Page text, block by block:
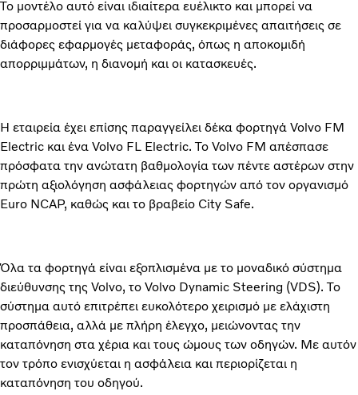
Το μοντέλο αυτό είναι ιδιαίτερα ευέλικτο και μπορεί να
προσαρμοστεί για να καλύψει συγκεκριμένες απαιτήσεις σε
διάφορες εφαρμογές μεταφοράς, όπως η αποκομιδή
απορριμμάτων, η διανομή και οι κατασκευές.
Η εταιρεία έχει επίσης παραγγείλει δέκα φορτηγά Volvo FM
Electric και ένα Volvo FL Electric. Το Volvo FM απέσπασε
πρόσφατα την ανώτατη βαθμολογία των πέντε αστέρων στην
πρώτη αξιολόγηση ασφάλειας φορτηγών από τον οργανισμό
Euro NCAP, καθώς και το βραβείο City Safe.
Όλα τα φορτηγά είναι εξοπλισμένα με το μοναδικό σύστημα
διεύθυνσης της Volvo, το Volvo Dynamic Steering (VDS). Το
σύστημα αυτό επιτρέπει ευκολότερο χειρισμό με ελάχιστη
προσπάθεια, αλλά με πλήρη έλεγχο, μειώνοντας την
καταπόνηση στα χέρια και τους ώμους των οδηγών. Με αυτόν
τον τρόπο ενισχύεται η ασφάλεια και περιορίζεται η
καταπόνηση του οδηγού.